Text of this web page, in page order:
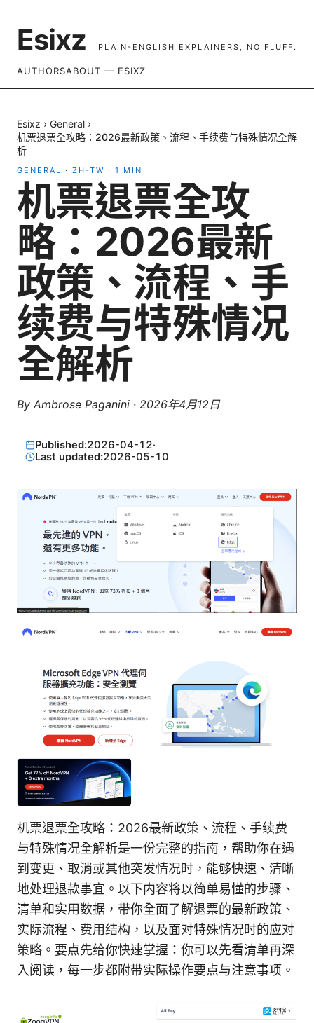
Esixz PLAIN-ENGLISH EXPLAINERS, NO FLUFF.
AUTHORSABOUT — ESIXZ
Esixz › General ›
机票退票全攻略：2026最新政策、流程、手续费与特殊情况全解
析
GENERAL · ZH-TW · 1 MIN
机票退票全攻
略：2026最新
政策、流程、手
续费与特殊情况
全解析
By Ambrose Paganini · 2026年4月12日
Published:2026-04-12·
Last updated:2026-05-10
机票退票全攻略：2026最新政策、流程、手续费
与特殊情况全解析是一份完整的指南，帮助你在遇
到变更、取消或其他突发情况时，能够快速、清晰
地处理退款事宜。以下内容将以简单易懂的步骤、
清单和实用数据，带你全面了解退票的最新政策、
实际流程、费用结构，以及面对特殊情况时的应对
策略。要点先给你快速掌握：你可以先看清单再深
入阅读，每一步都附带实际操作要点与注意事项。